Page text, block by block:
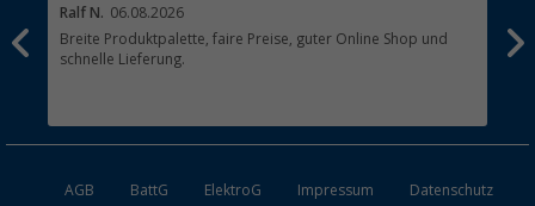
Ralf N. 06.08.2026
Breite Produktpalette, faire Preise, guter Online Shop und
schnelle Lieferung.
?
AGB BattG ElektroG Impressum Datenschutz